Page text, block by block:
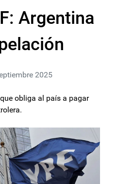
Argentina
2025
obliga al país a pagar